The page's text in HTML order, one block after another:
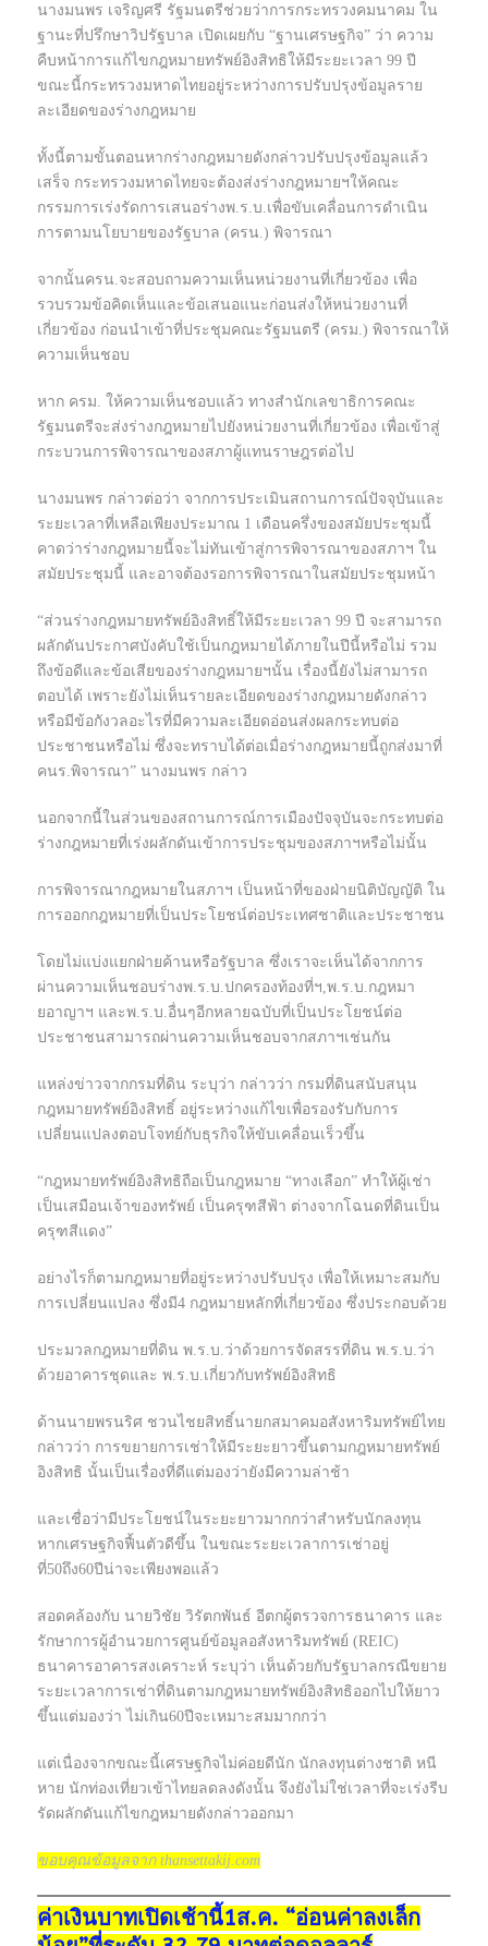
นางมนพร เจริญศรี รัฐมนตรีช่วยว่าการกระทรวงคมนาคม ใน
ฐานะที่ปรึกษาวิปรัฐบาล เปิดเผยกับ “ฐานเศรษฐกิจ” ว่า ความ
คืบหน้าการแก้ไขกฎหมายทรัพย์อิงสิทธิให้มีระยะเวลา 99 ปี
ขณะนี้กระทรวงมหาดไทยอยู่ระหว่างการปรับปรุงข้อมูลราย
ละเอียดของร่างกฎหมาย
ทั้งนี้ตามขั้นตอนหากร่างกฎหมายดังกล่าวปรับปรุงข้อมูลแล้ว
เสร็จ กระทรวงมหาดไทยจะต้องส่งร่างกฎหมายฯให้คณะ
กรรมการเร่งรัดการเสนอร่างพ.ร.บ.เพื่อขับเคลื่อนการดำเนิน
การตามนโยบายของรัฐบาล (ครน.) พิจารณา
จากนั้นครน.จะสอบถามความเห็นหน่วยงานที่เกี่ยวข้อง เพื่อ
รวบรวมข้อคิดเห็นและข้อเสนอแนะก่อนส่งให้หน่วยงานที่
เกี่ยวข้อง ก่อนนำเข้าที่ประชุมคณะรัฐมนตรี (ครม.) พิจารณาให้
ความเห็นชอบ
หาก ครม. ให้ความเห็นชอบแล้ว ทางสำนักเลขาธิการคณะ
รัฐมนตรีจะส่งร่างกฎหมายไปยังหน่วยงานที่เกี่ยวข้อง เพื่อเข้าสู่
กระบวนการพิจารณาของสภาผู้แทนราษฎรต่อไป
นางมนพร กล่าวต่อว่า จากการประเมินสถานการณ์ปัจจุบันและ
ระยะเวลาที่เหลือเพียงประมาณ 1 เดือนครึ่งของสมัยประชุมนี้
คาดว่าร่างกฎหมายนี้จะไม่ทันเข้าสู่การพิจารณาของสภาฯ ใน
สมัยประชุมนี้ และอาจต้องรอการพิจารณาในสมัยประชุมหน้า
“ส่วนร่างกฎหมายทรัพย์อิงสิทธิ์ให้มีระยะเวลา 99 ปี จะสามารถ
ผลักดันประกาศบังคับใช้เป็นกฎหมายได้ภายในปีนี้หรือไม่ รวม
ถึงข้อดีและข้อเสียของร่างกฎหมายฯนั้น เรื่องนี้ยังไม่สามารถ
ตอบได้ เพราะยังไม่เห็นรายละเอียดของร่างกฎหมายดังกล่าว
หรือมีข้อกังวลอะไรที่มีความละเอียดอ่อนส่งผลกระทบต่อ
ประชาชนหรือไม่ ซึ่งจะทราบได้ต่อเมื่อร่างกฎหมายนี้ถูกส่งมาที่
คนร.พิจารณา” นางมนพร กล่าว
นอกจากนี้ในส่วนของสถานการณ์การเมืองปัจจุบันจะกระทบต่อ
ร่างกฎหมายที่เร่งผลักดันเข้าการประชุมของสภาฯหรือไม่นั้น
การพิจารณากฎหมายในสภาฯ เป็นหน้าที่ของฝ่ายนิติบัญญัติ ใน
การออกกฎหมายที่เป็นประโยชน์ต่อประเทศชาติและประชาชน
โดยไม่แบ่งแยกฝ่ายค้านหรือรัฐบาล ซึ่งเราจะเห็นได้จากการ
ผ่านความเห็นชอบร่างพ.ร.บ.ปกครองท้องที่ฯ,พ.ร.บ.กฎหมา
ยอาญาฯ และพ.ร.บ.อื่นๆอีกหลายฉบับที่เป็นประโยชน์ต่อ
ประชาชนสามารถผ่านความเห็นชอบจากสภาฯเช่นกัน
แหล่งข่าวจากกรมที่ดิน ระบุว่า กล่าวว่า กรมที่ดินสนับสนุน
กฎหมายทรัพย์อิงสิทธิ์ อยู่ระหว่างแก้ไขเพื่อรองรับกับการ
เปลี่ยนแปลงตอบโจทย์กับธุรกิจให้ขับเคลื่อนเร็วขึ้น
“กฎหมายทรัพย์อิงสิทธิถือเป็นกฎหมาย “ทางเลือก” ทำให้ผู้เช่า
เป็นเสมือนเจ้าของทรัพย์ เป็นครุฑสีฟ้า ต่างจากโฉนดที่ดินเป็น
ครุฑสีแดง”
อย่างไรก็ตามกฎหมายที่อยู่ระหว่างปรับปรุง เพื่อให้เหมาะสมกับ
การเปลี่ยนแปลง ซึ่งมี4 กฎหมายหลักที่เกี่ยวข้อง ซึ่งประกอบด้วย
ประมวลกฎหมายที่ดิน พ.ร.บ.ว่าด้วยการจัดสรรที่ดิน พ.ร.บ.ว่า
ด้วยอาคารชุดและ พ.ร.บ.เกี่ยวกับทรัพย์อิงสิทธิ
ด้านนายพรนริศ ชวนไชยสิทธิ์นายกสมาคมอสังหาริมทรัพย์ไทย
กล่าวว่า การขยายการเช่าให้มีระยะยาวขึ้นตามกฎหมายทรัพย์
อิงสิทธิ นั้นเป็นเรื่องที่ดีแต่มองว่ายังมีความล่าช้า
และเชื่อว่ามีประโยชน์ในระยะยาวมากกว่าสำหรับนักลงทุน
หากเศรษฐกิจฟื้นตัวดีขึ้น ในขณะระยะเวลาการเช่าอยู่
ที่50ถึง60ปีน่าจะเพียงพอแล้ว
สอดคล้องกับ นายวิชัย วิรัตกพันธ์ อีตกผู้ตรวจการธนาคาร และ
รักษาการผู้อำนวยการศูนย์ข้อมูลอสังหาริมทรัพย์ (REIC)
ธนาคารอาคารสงเคราะห์ ระบุว่า เห็นด้วยกับรัฐบาลกรณีขยาย
ระยะเวลาการเช่าที่ดินตามกฎหมายทรัพย์อิงสิทธิออกไปให้ยาว
ขึ้นแต่มองว่า ไม่เกิน60ปีจะเหมาะสมมากกว่า
แต่เนื่องจากขณะนี้เศรษฐกิจไม่ค่อยดีนัก นักลงทุนต่างชาติ หนี
หาย นักท่องเที่ยวเข้าไทยลดลงดังนั้น จึงยังไม่ใช่เวลาที่จะเร่งรีบ
รัดผลักดันแก้ไขกฎหมายดังกล่าวออกมา
ขอบคุณข้อมูลจาก thansettakij.com
ค่าเงินบาทเปิดเช้านี้1ส.ค. “อ่อนค่าลงเล็ก